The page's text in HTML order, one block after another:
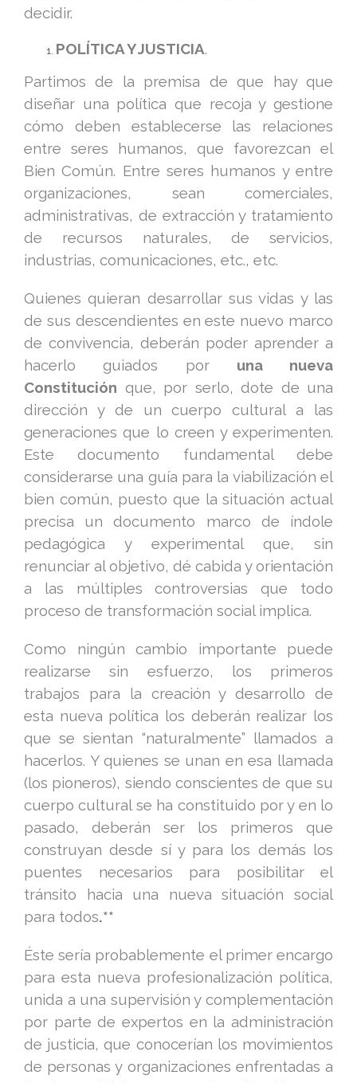
decidir.
POLÍTICA Y JUSTICIA.
Partimos de la premisa de que hay que
diseñar una política que recoja y gestione
cómo deben establecerse las relaciones
entre seres humanos, que favorezcan el
Bien Común. Entre seres humanos y entre
organizaciones, sean comerciales,
administrativas, de extracción y tratamiento
de recursos naturales, de servicios,
industrias, comunicaciones, etc., etc.
Quienes quieran desarrollar sus vidas y las
de sus descendientes en este nuevo marco
de convivencia, deberán poder aprender a
hacerlo guiados por una nueva
Constitución que, por serlo, dote de una
dirección y de un cuerpo cultural a las
generaciones que lo creen y experimenten.
Este documento fundamental debe
considerarse una guía para la viabilización el
bien común, puesto que la situación actual
precisa un documento marco de índole
pedagógica y experimental que, sin
renunciar al objetivo, dé cabida y orientación
a las múltiples controversias que todo
proceso de transformación social implica.
Como ningún cambio importante puede
realizarse sin esfuerzo, los primeros
trabajos para la creación y desarrollo de
esta nueva política los deberán realizar los
que se sientan “naturalmente” llamados a
hacerlos. Y quienes se unan en esa llamada
(los pioneros), siendo conscientes de que su
cuerpo cultural se ha constituido por y en lo
pasado, deberán ser los primeros que
construyan desde sí y para los demás los
puentes necesarios para posibilitar el
tránsito hacia una nueva situación social
para todos.**
Éste sería probablemente el primer encargo
para esta nueva profesionalización política,
unida a una supervisión y complementación
por parte de expertos en la administración
de justicia, que conocerían los movimientos
de personas y organizaciones enfrentadas a